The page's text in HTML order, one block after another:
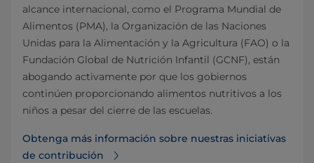
alcance internacional, como el Programa Mundial de
Alimentos (PMA), la Organización de las Naciones
Unidas para la Alimentación y la Agricultura (FAO) o la
Fundación Global de Nutrición Infantil (GCNF), están
abogando activamente por que los gobiernos
continúen proporcionando alimentos nutritivos a los
niños a pesar del cierre de las escuelas.
Obtenga más información sobre nuestras iniciativas
de contribución